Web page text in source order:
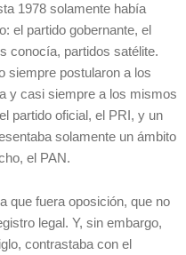
1978 solamente había
el partido gobernante, el
conocía, partidos satélite.
siempre postularon a los
y casi siempre a los mismos
partido oficial, el PRI, y un
solamente un ámbito
el PAN.
que fuera oposición, que no
legal. Y, sin embargo,
contrastaba con el